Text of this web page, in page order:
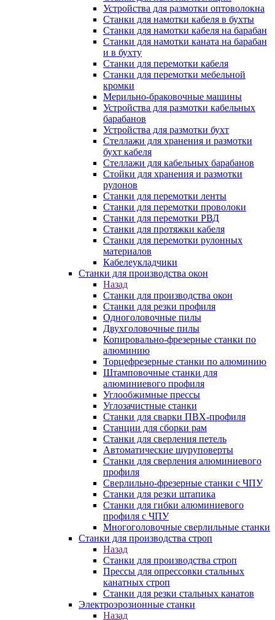
Устройства для размотки оптоволокна
Станки для намотки кабеля в бухты
Станки для намотки кабеля на барабан
Станки для намотки каната на барабан
и в бухту
Станки для перемотки кабеля
Станки для перемотки мебельной
кромки
Мерильно-браковочные машины
Устройства для размотки кабельных
барабанов
Устройства для размотки бухт
Стеллажи для хранения и размотки
бухт кабеля
Стеллажи для кабельных барабанов
Стойки для хранения и размотки
рулонов
Станки для перемотки ленты
Станки для перемотки проволоки
Станки для перемотки РВД
Станки для протяжки кабеля
Станки для перемотки рулонных
материалов
Кабелеукладчики
Станки для производства окон
Назад
Станки для производства окон
Станки для резки профиля
Одноголовочные пилы
Двухголовочные пилы
Копировально-фрезерные станки по
алюминию
Торцефрезерные станки по алюминию
Штамповочные станки для
алюминиевого профиля
Углообжимные прессы
Углозачистные станки
Станки для сварки ПВХ-профиля
Станции для сборки рам
Станки для сверления петель
Автоматические шуруповерты
Станки для сверления алюминиевого
профиля
Сверлильно-фрезерные станки с ЧПУ
Станки для резки штапика
Станки для гибки алюминиевого
профиля с ЧПУ
Многоголовочные сверлильные станки
Станки для производства строп
Назад
Станки для производства строп
Прессы для опрессовки стальных
канатных строп
Станки для резки стальных канатов
Электроэрозионные станки
Назад